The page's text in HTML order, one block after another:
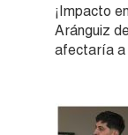
¡Impacto
Aránguiz
afectaría a